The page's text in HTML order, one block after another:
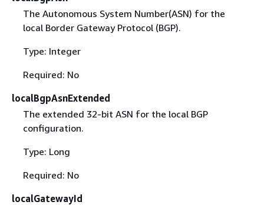
The Autonomous System Number(ASN) for the
local Border Gateway Protocol (BGP).
Type: Integer
Required: No
localBgpAsnExtended
The extended 32-bit ASN for the local BGP
configuration.
Type: Long
Required: No
localGatewayId